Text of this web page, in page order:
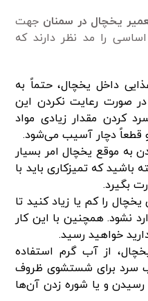
یخچال در سمنان جهت
را مد نظر دارند که
داخل یخچال، حتماً به
صورت رعایت نکردن این
کردن مقدار زیادی مواد
و قطعاً دچار آسیب می‌شود.
به موقع یخچال امر بسیار
که تمیزکاری باید با
بگیرد.
را کم یا زیاد کنید تا
نشود. همچنین با این کار
خواهید رسید.
از آب گرم استفاده
آب سرد برای شستشوی ظروف
و یا شوره زدن آن‌ها